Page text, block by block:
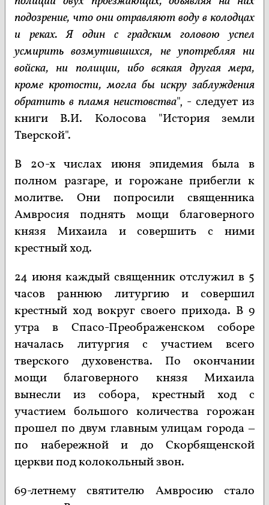
подозрение, что они отравляют воду в колодцах
и реках. Я один с градским головою успел
усмирить возмутившихся, не употребляя ни
войска, ни полиции, ибо всякая другая мера,
кроме кротости, могла бы искру заблуждения
обратить в пламя неистовства", - следует из
книги В.И. Колосова "История земли
Тверской".
В 20-х числах июня эпидемия была в
полном разгаре, и горожане прибегли к
молитве. Они попросили священника
Амвросия поднять мощи благоверного
князя Михаила и совершить с ними
крестный ход.
24 июня каждый священник отслужил в 5
часов раннюю литургию и совершил
крестный ход вокруг своего прихода. В 9
утра в Спасо-Преображенском соборе
началась литургия с участием всего
тверского духовенства. По окончании
мощи благоверного князя Михаила
вынесли из собора, крестный ход с
участием большого количества горожан
прошел по двум главным улицам города –
по набережной и до Скорбященской
церкви под колокольный звон.
69-летнему святителю Амвросию стало